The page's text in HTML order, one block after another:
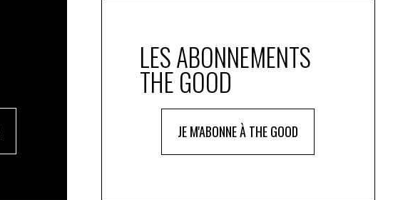
LES ABONNEMENTS
THE GOOD
JE M'ABONNE À THE GOOD